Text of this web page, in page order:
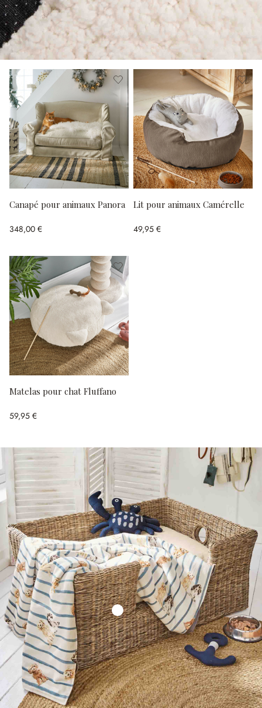
Canapé pour animaux Panora
348,00 €
Lit pour animaux Camérelle
49,95 €
Matelas pour chat Fluffano
59,95 €